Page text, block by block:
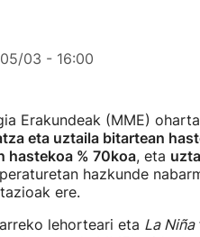
03 - 16:00
Erakundeak (MME)
eta uztaila bitartean
hastekoa % 70koa, eta
hazkunde
ere.
lehorteari eta La Niña